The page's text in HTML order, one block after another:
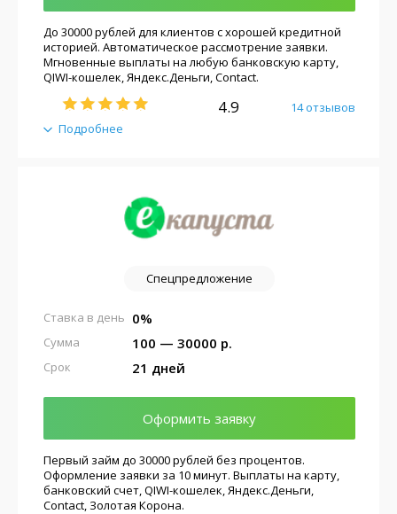
Подробнее
До 30000 рублей для клиентов с хорошей кредитной
историей. Автоматическое рассмотрение заявки.
Мгновенные выплаты на любую банковскую карту,
QIWI-кошелек, Яндекс.Деньги, Contact.
4.9 14 отзывов
Спецпредложение
0%
Ставка в день
100 — 30000 р.
Сумма
21 дней
Срок
Оформить заявку
Первый займ до 30000 рублей без процентов.
Оформление заявки за 10 минут. Выплаты на карту,
банковский счет, QIWI-кошелек, Яндекс.Деньги,
Contact, Золотая Корона.